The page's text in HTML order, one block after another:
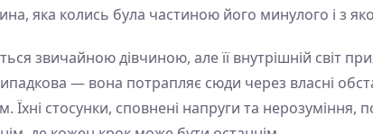
яка колись була частиною його минулого і з
звичайною дівчиною, але її внутрішній світ
— вона потрапляє сюди через власні
стосунки, сповнені напруги та нерозуміння,